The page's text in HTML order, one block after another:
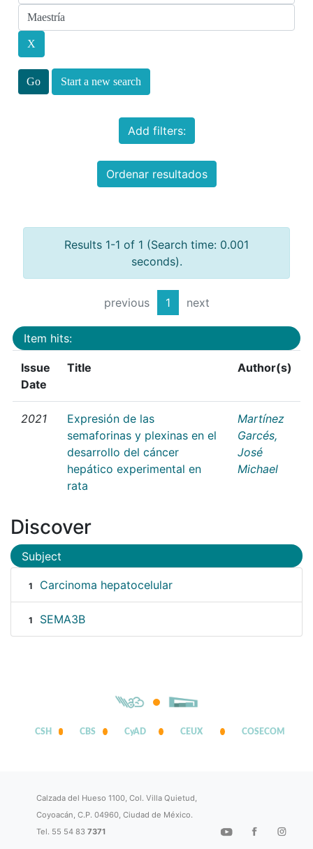
Start a new search
Add filters:
Ordenar resultados
Results 1-1 of 1 (Search time: 0.001
seconds).
previous 1 next
Item hits:
Issue
Date
Title Author(s)
2021
Expresión de las
semaforinas y plexinas en el
desarrollo del cáncer
hepático experimental en
rata
Martínez
Garcés,
José
Michael
Discover
Subject
1 Carcinoma hepatocelular
1 SEMA3B
CSH CBS CyAD CEUX COSECOM
Calzada del Hueso 1100, Col. Villa Quietud,
Coyoacán, C.P. 04960, Ciudad de México.
Tel. 55 54 837371